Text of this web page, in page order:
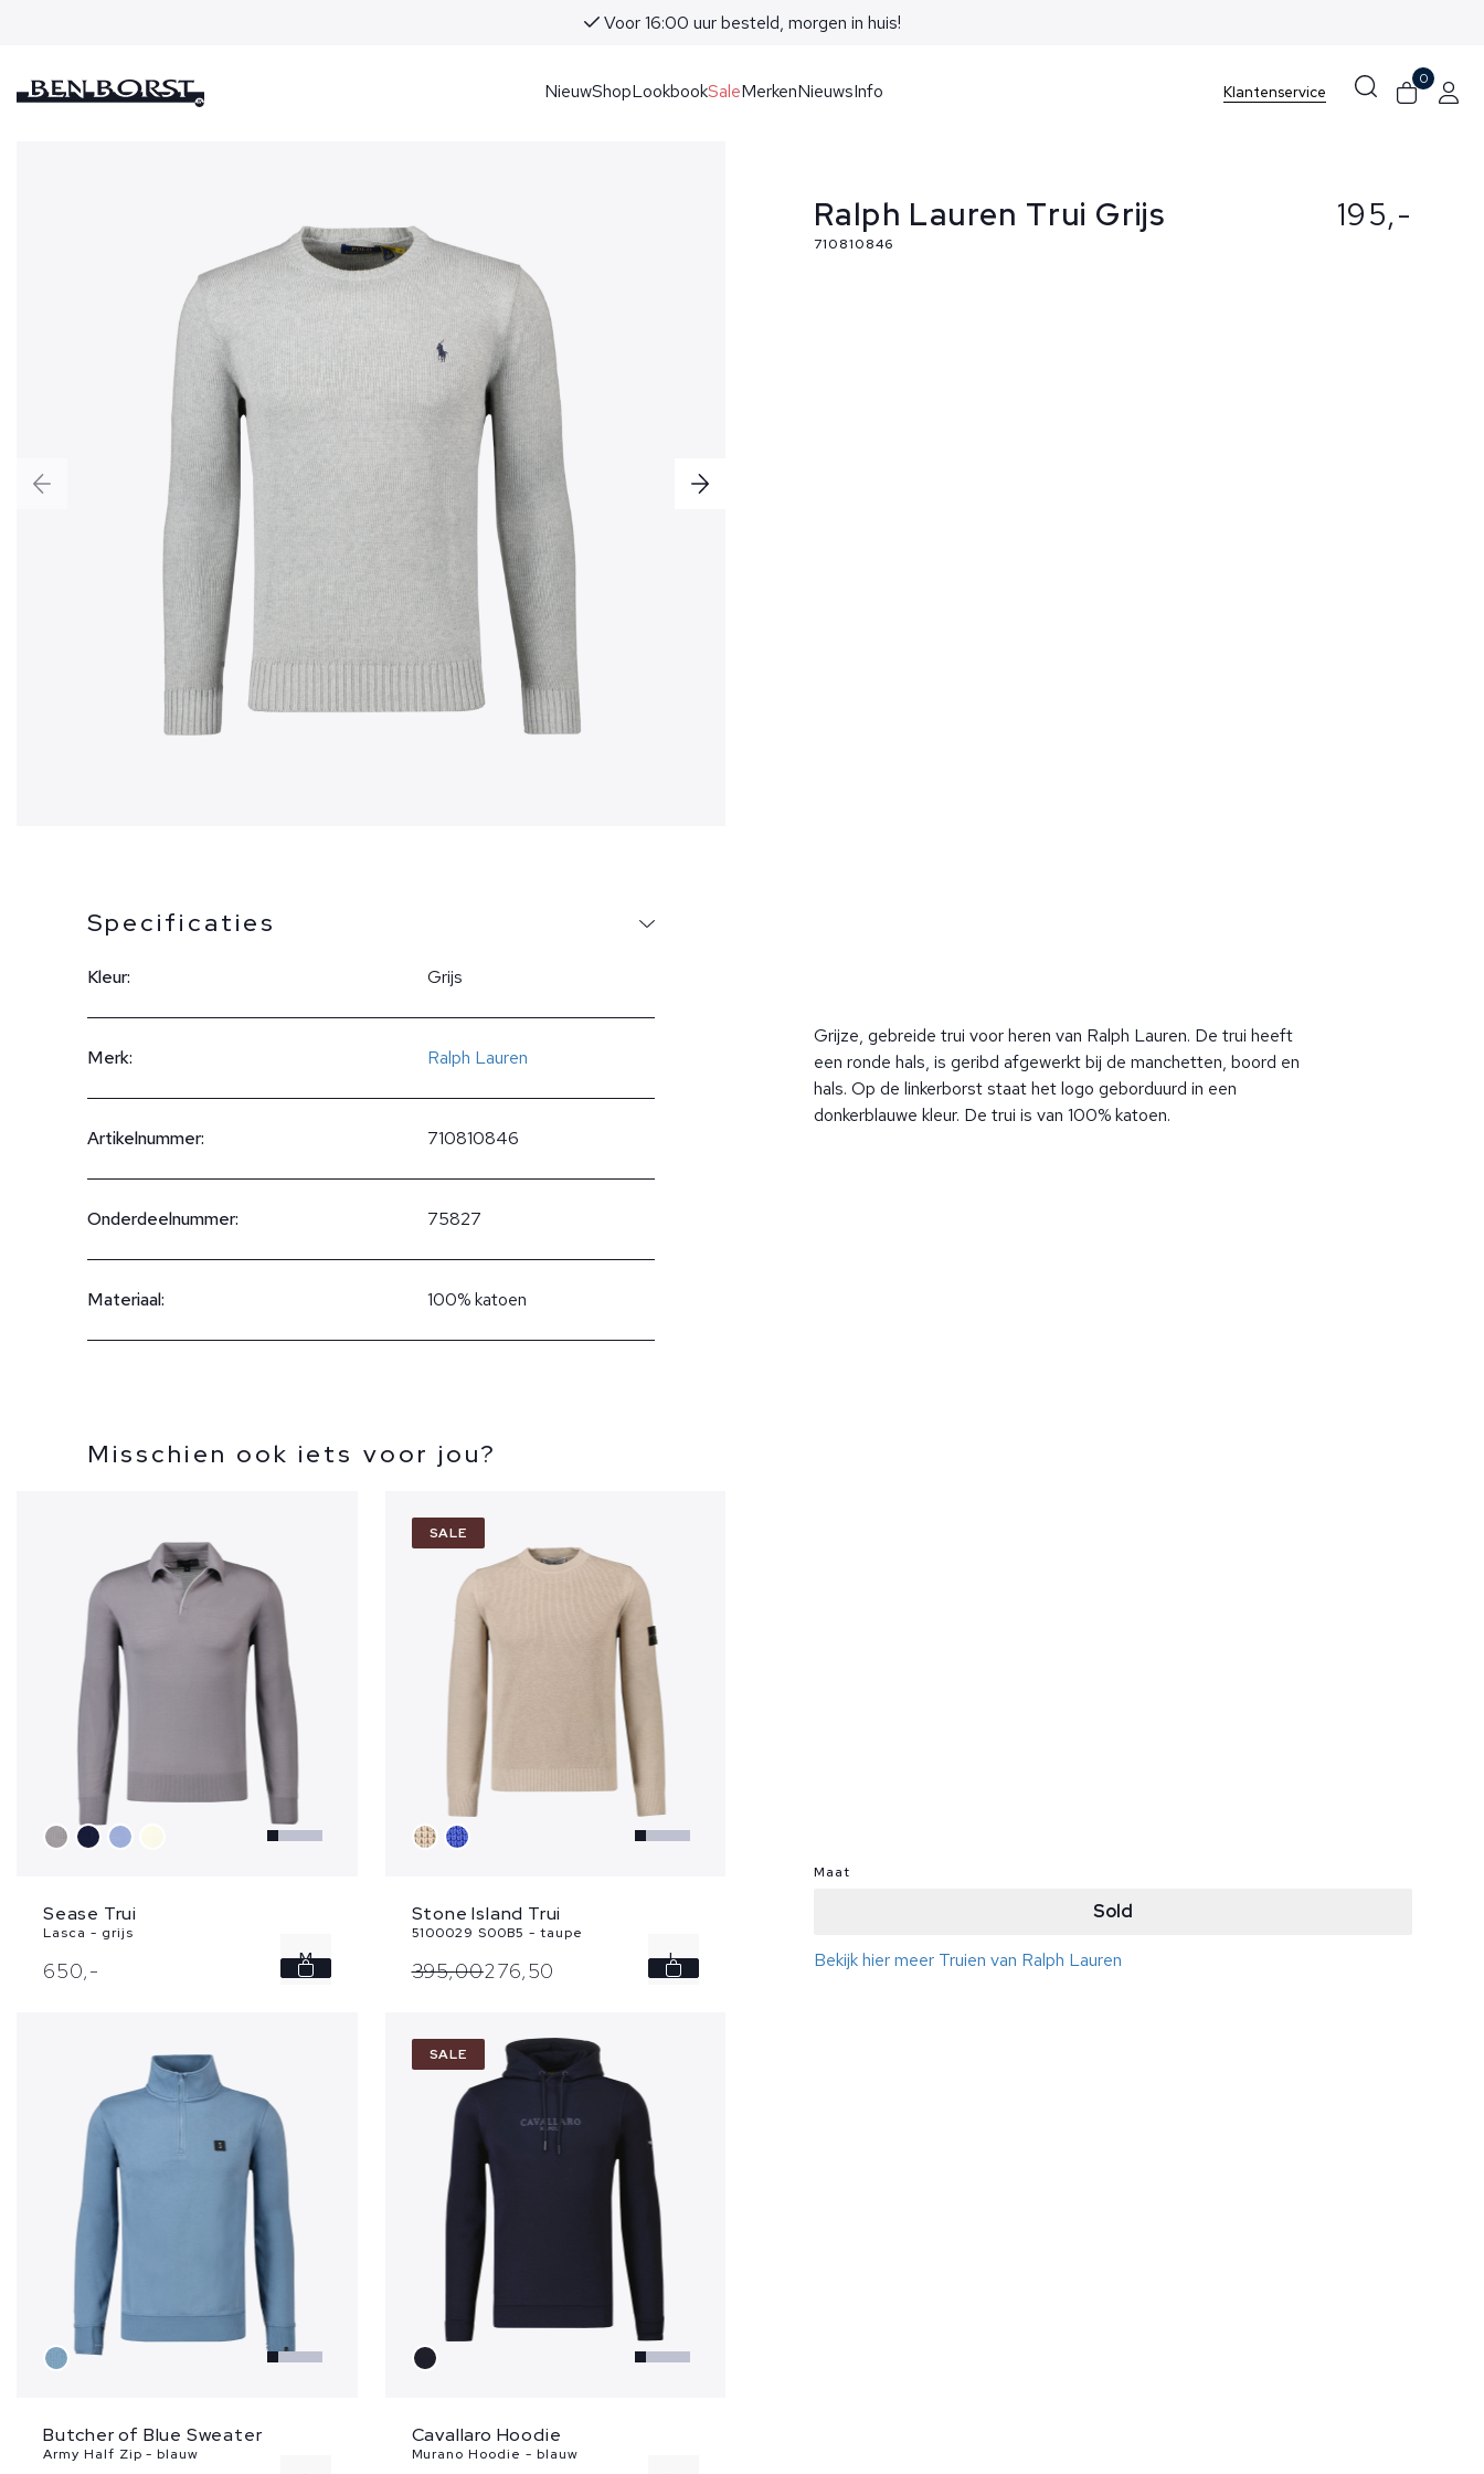
Voor 16:00 uur besteld, morgen in huis!
NieuwShopLookbookSaleMerkenNieuwsInfo Klantenservice
0
Specificaties
Kleur: Grijs
Merk: Ralph Lauren
Artikelnummer: 710810846
Onderdeelnummer: 75827
Materiaal: 100% katoen
Misschien ook iets voor jou?
Sease Trui
Lasca - grijs
650,- M
SALE
Stone Island Trui
5100029 S00B5 - taupe
395,00276,50 L
Butcher of Blue Sweater
Army Half Zip - blauw
SALE
Cavallaro Hoodie
Murano Hoodie - blauw
Ralph Lauren Trui Grijs
710810846
Grijze, gebreide trui voor heren van Ralph Lauren. De trui heeft
een ronde hals, is geribd afgewerkt bij de manchetten, boord en
hals. Op de linkerborst staat het logo geborduurd in een
donkerblauwe kleur. De trui is van 100% katoen.
195,-
Maat
Sold
Bekijk hier meer Truien van Ralph Lauren